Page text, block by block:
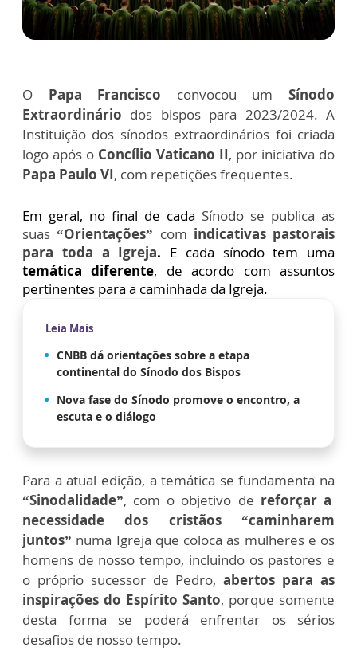
O Papa Francisco convocou umSínodo
Extraordinário dos bispos para 2023/2024. A
Instituição dos sínodos extraordinários foi criada
logo após o Concílio Vaticano II, por iniciativa do
Papa Paulo VI, com repetições frequentes.
Em geral, no final de cada Sínodo se publica as
suas “Orientações” com indicativas pastorais
para toda a Igreja. E cada sínodo tem uma
temática diferente, de acordo com assuntos
pertinentes para a caminhada da Igreja.
Leia Mais
CNBB dá orientações sobre a etapa
continental do Sínodo dos Bispos
Nova fase do Sínodo promove o encontro, a
escuta e o diálogo
Para a atual edição, a temática se fundamenta na
“Sinodalidade”, com o objetivo de reforçar a
necessidade dos cristãos “caminharem
juntos” numa Igreja que coloca as mulheres e os
homens de nosso tempo, incluindo os pastores e
o próprio sucessor de Pedro,abertos para as
inspirações do Espírito Santo, porque somente
desta forma se poderá enfrentar os sérios
desafios de nosso tempo.